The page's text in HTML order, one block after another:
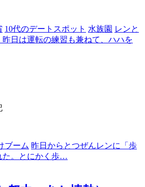
10代のデートスポット 水族園 レンと
日は運転の練習も兼ねて、ハハを
ブーム 昨日からとつぜんレンに「歩
た。とにかく歩…